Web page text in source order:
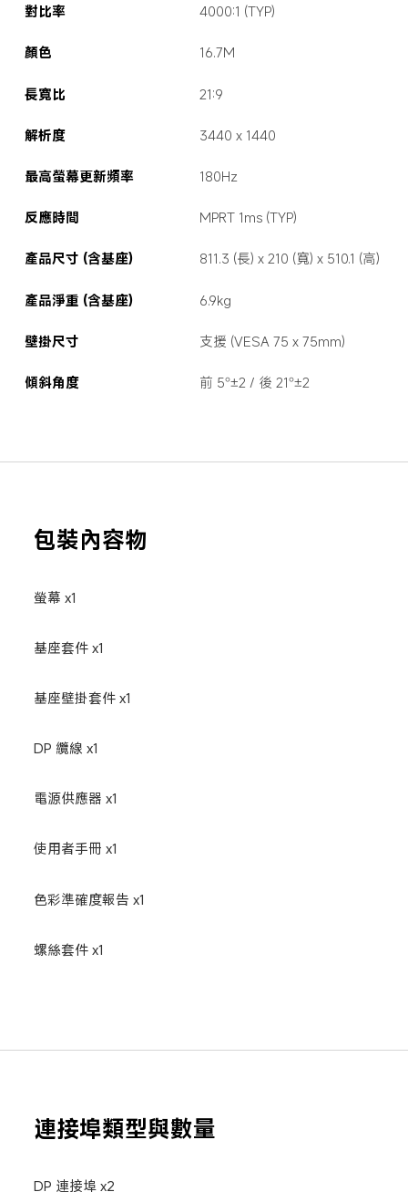
對比率 4000:1 (TYP)
顏色 16.7M
長寬比 21:9
解析度 3440 x 1440
最高螢幕更新頻率 180Hz
反應時間 MPRT 1ms (TYP)
產品尺寸 (含基座) 811.3 (長) x 210 (寬) x 510.1 (高)
產品淨重 (含基座) 6.9kg
壁掛尺寸 支援 (VESA 75 x 75mm)
傾斜角度 前 5°±2 / 後 21°±2
包裝內容物
螢幕 x1
基座套件 x1
基座壁掛套件 x1
DP 纜線 x1
電源供應器 x1
使用者手冊 x1
色彩準確度報告 x1
螺絲套件 x1
連接埠類型與數量
DP 連接埠 x2